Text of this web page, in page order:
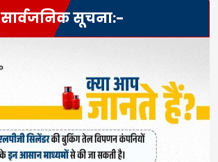
सार्वजनिक सूचना:-